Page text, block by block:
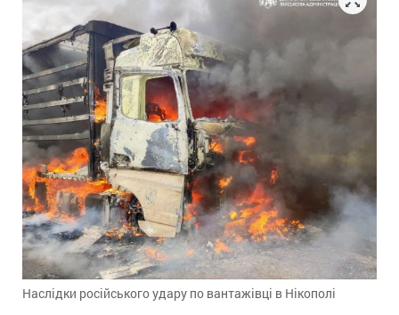
Наслідки російського удару по вантажівці в Нікополі